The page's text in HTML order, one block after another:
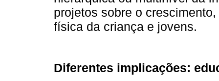
projetos sobre o
física da criança e jovens.
Diferentes implicações: